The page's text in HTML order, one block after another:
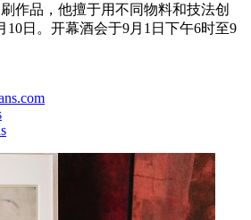
作品，他擅于用不同物料和技法创
10日。开幕酒会于9月1日下午6时至9